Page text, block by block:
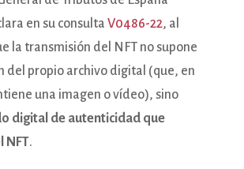
en su consulta V0486-22, al
la transmisión del NFT no supone
del propio archivo digital (que, en
una imagen o vídeo), sino
digital de autenticidad que
NFT.